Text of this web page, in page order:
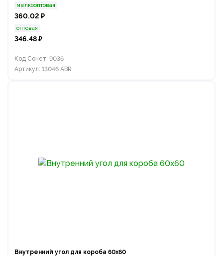
мелкооптовая
360.02 ₽
оптовая
346.48 ₽
Код Сонет: 9036
Артикул: 13046 ABR
Внутренний угол для короба 60х60